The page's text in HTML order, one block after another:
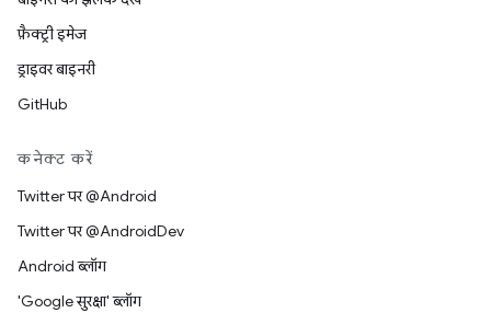
फ़ैक्ट्री इमेज
ड्राइवर बाइनरी
GitHub
कनेक्ट करें
Twitter पर @Android
Twitter पर @AndroidDev
Android ब्लॉग
'Google सुरक्षा' ब्लॉग